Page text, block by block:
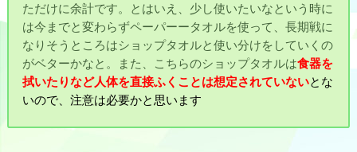
ただけに余計です。とはいえ、少し使いたいなという時に
は今までと変わらずペーパーータオルを使って、長期戦に
なりそうところはショップタオルと使い分けをしていくの
がベターかなと。また、こちらのショップタオルは食器を
拭いたりなど人体を直接ふくことは想定されていないとな
いので、注意は必要かと思います